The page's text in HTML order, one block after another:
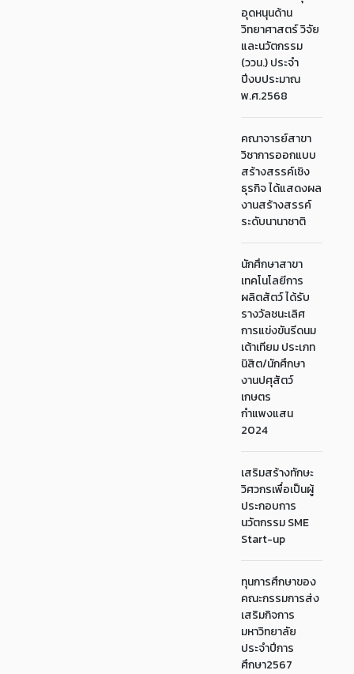
อุดหนุนด้าน
วิทยาศาสตร์ วิจัย
และนวัตกรรม
(ววน.) ประจำ
ปีงบประมาณ
พ.ศ.2568
คณาจารย์สาขา
วิชาการออกแบบ
สร้างสรรค์เชิง
ธุรกิจ ได้แสดงผล
งานสร้างสรรค์
ระดับนานาชาติ
นักศึกษาสาขา
เทคโนโลยีการ
ผลิตสัตว์ ได้รับ
รางวัลชนะเลิศ
การแข่งขันรีดนม
เต้าเทียม ประเภท
นิสิต/นักศึกษา
งานปศุสัตว์
เกษตร
กำแพงแสน
2024
เสริมสร้างทักษะ
วิศวกรเพื่อเป็นผู้
ประกอบการ
นวัตกรรม SME
Start-up
ทุนการศึกษาของ
คณะกรรมการส่ง
เสริมกิจการ
มหาวิทยาลัย
ประจำปีการ
ศึกษา2567